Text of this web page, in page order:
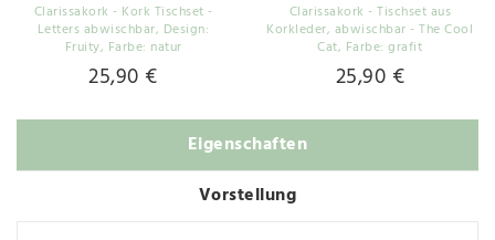
Clarissakork - Kork Tischset -
Letters abwischbar, Design:
Fruity, Farbe: natur
25,90 €
Clarissakork - Tischset aus
Korkleder, abwischbar - The Cool
Cat, Farbe: grafit
25,90 €
Eigenschaften
Vorstellung